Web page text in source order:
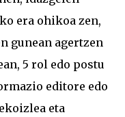
era ohikoa zen,
gunean agertzen
5 rol edo postu
editore edo
eta